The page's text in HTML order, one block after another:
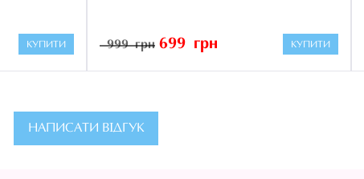
КУПИТИ 999 грн 699 грн КУПИТИ
НАПИСАТИ ВІДГУК